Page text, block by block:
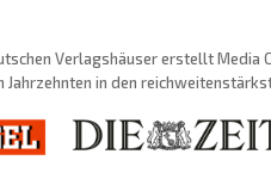
Verlagshäuser erstellt
Jahrzehnten in den